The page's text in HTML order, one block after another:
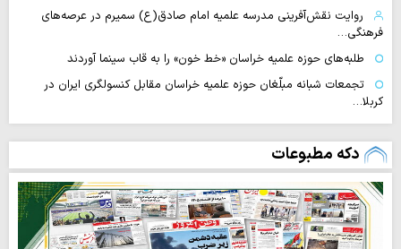
روایت نقش‌آفرینی مدرسه علمیه امام صادق(ع) سمیرم در عرصه‌های
فرهنگی…
طلبه‌های حوزه علمیه خراسان «خط خون» را به قاب سینما آوردند
تجمعات شبانه مبلّغان حوزه علمیه خراسان مقابل کنسولگری ایران در
کربلا…
دکه مطبوعات